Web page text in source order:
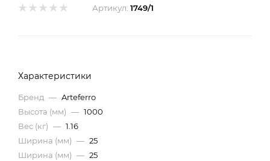
Артикул: 1749/1
Характеристики
Бренд — Arteferro
Высота (мм) — 1000
Вес (кг) — 1.16
Ширина (мм) — 25
Ширина (мм) — 25